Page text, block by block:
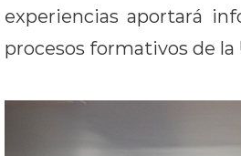
experiencias aportará
procesos formativos de la